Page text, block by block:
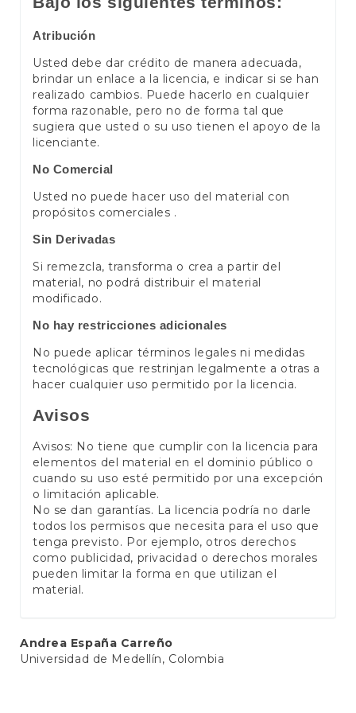
Atribución
Usted debe dar crédito de manera adecuada,
brindar un enlace a la licencia, e indicar si se han
realizado cambios. Puede hacerlo en cualquier
forma razonable, pero no de forma tal que
sugiera que usted o su uso tienen el apoyo de la
licenciante.
No Comercial
Usted no puede hacer uso del material con
propósitos comerciales .
Sin Derivadas
Si remezcla, transforma o crea a partir del
material, no podrá distribuir el material
modificado.
No hay restricciones adicionales
No puede aplicar términos legales ni medidas
tecnológicas que restrinjan legalmente a otras a
hacer cualquier uso permitido por la licencia.
Avisos
Avisos: No tiene que cumplir con la licencia para
elementos del material en el dominio público o
cuando su uso esté permitido por una excepción
o limitación aplicable.
No se dan garantías. La licencia podría no darle
todos los permisos que necesita para el uso que
tenga previsto. Por ejemplo, otros derechos
como publicidad, privacidad o derechos morales
pueden limitar la forma en que utilizan el
material.
Main
Article
Andrea España Carreño
Universidad de Medellín, Colombia